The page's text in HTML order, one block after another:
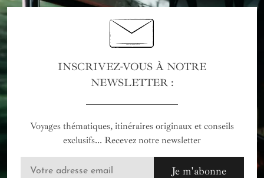
INSCRIVEZ-VOUS À NOTRE
NEWSLETTER :
Voyages thématiques, itinéraires originaux et conseils
exclusifs... Recevez notre newsletter
Je m'abonne